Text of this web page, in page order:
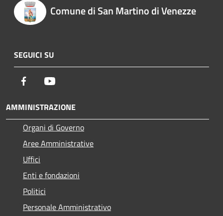
Comune di San Martino di Venezze
SEGUICI SU
Facebook
AMMINISTRAZIONE
Organi di Governo
Aree Amministrative
Uffici
Enti e fondazioni
Politici
Personale Amministrativo